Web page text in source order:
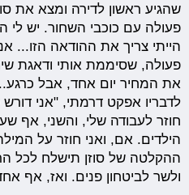
שהגיע ראשון לדירה ומצא את
פעולה עם כוכבי השחור. יש
הייתי צריך את ההודאה הזו...
פעולה, שסיממת אותי ודאגת
את המחיר יום אחד, אבל
לדבריו אפקט דרמתי, "אני דורש
חוזר לעבודה שלי, והשני, אף
הילדים. אם, ואני חוזר על
ההקלטה של סוזן תישלח לכל
ולשר לביטחון פנים. ואז, אף